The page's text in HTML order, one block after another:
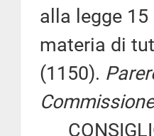
alla legge
materia di
(1150).